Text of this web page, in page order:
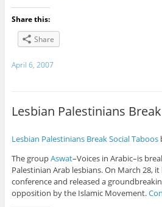
Share this:
Share
April 6, 2007
Lesbian Palestinians
Lesbian Palestinians Break Social Taboos
The groupAswat–Voices in Arabic–is
Palestinian Arab lesbians. On March 28,
conference and released a
opposition by the Islamic Movement.